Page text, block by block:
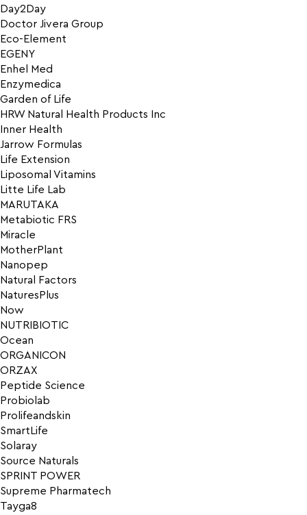
Day2Day
Doctor Jivera Group
Eco-Element
EGENY
Enhel Med
Enzymedica
Garden of Life
HRW Natural Health Products Inc
Inner Health
Jarrow Formulas
Life Extension
Liposomal Vitamins
Litte Life Lab
MARUTAKA
Metabiotic FRS
Miracle
MotherPlant
Nanopep
Natural Factors
NaturesPlus
Now
NUTRIBIOTIC
Ocean
ORGANICON
ORZAX
Peptide Science
Probiolab
Prolifeandskin
SmartLife
Solaray
Source Naturals
SPRINT POWER
Supreme Pharmatech
Tayga8